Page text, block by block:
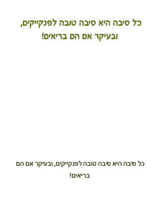
כל סיבה היא סיבה טובה לפנקייקים,
ובעיקר אם הם בריאים!
כל סיבה היא סיבה טובה לפנקייקים, ובעיקר אם הם
בריאים!